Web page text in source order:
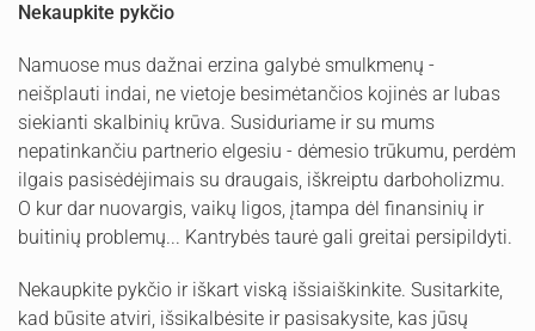
Nekaupkite pykčio
Namuose mus dažnai erzina galybė smulkmenų -
neišplauti indai, ne vietoje besimėtančios kojinės ar lubas
siekianti skalbinių krūva. Susiduriame ir su mums
nepatinkančiu partnerio elgesiu - dėmesio trūkumu, perdėm
ilgais pasisėdėjimais su draugais, iškreiptu darboholizmu.
O kur dar nuovargis, vaikų ligos, įtampa dėl finansinių ir
buitinių problemų... Kantrybės taurė gali greitai persipildyti.
Nekaupkite pykčio ir iškart viską išsiaiškinkite. Susitarkite,
kad būsite atviri, išsikalbėsite ir pasisakysite, kas jūsų